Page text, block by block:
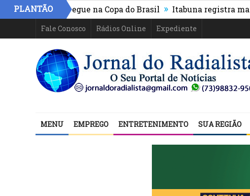
PLANTÃO
PR e segue na Copa do Brasil » Itabuna registra maior
Fale Conosco Rádios Online Expediente
MENU EMPREGO ENTRETENIMENTO SUA REGIÃO